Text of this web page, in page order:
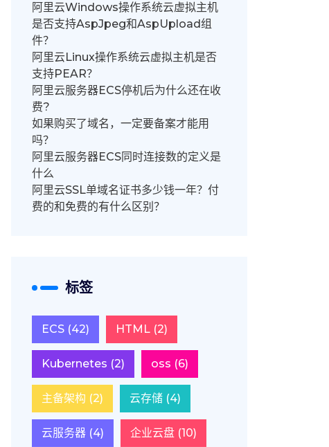
阿里云Windows操作系统云虚拟主机
是否支持AspJpeg和AspUpload组
件？
阿里云Linux操作系统云虚拟主机是否
支持PEAR？
阿里云服务器ECS停机后为什么还在收
费?
如果购买了域名，一定要备案才能用
吗？
阿里云服务器ECS同时连接数的定义是
什么
阿里云SSL单域名证书多少钱一年？付
费的和免费的有什么区别？
标签
ECS(42) HTML(2)
Kubernetes (2) oss (6)
主备架构 (2) 云存储(4)
云服务器(4) 企业云盘(10)